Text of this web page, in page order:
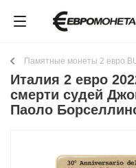
Памятные монеты 2 евро
Италия 2 евро
смерти судей
Паоло